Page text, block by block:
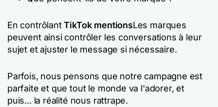
En contrôlantTikTok mentionsLes marques
peuvent ainsi contrôler les conversations à leur
sujet et ajuster le message si nécessaire.
Parfois, nous pensons que notre campagne est
parfaite et que tout le monde va l'adorer, et
puis... la réalité nous rattrape.